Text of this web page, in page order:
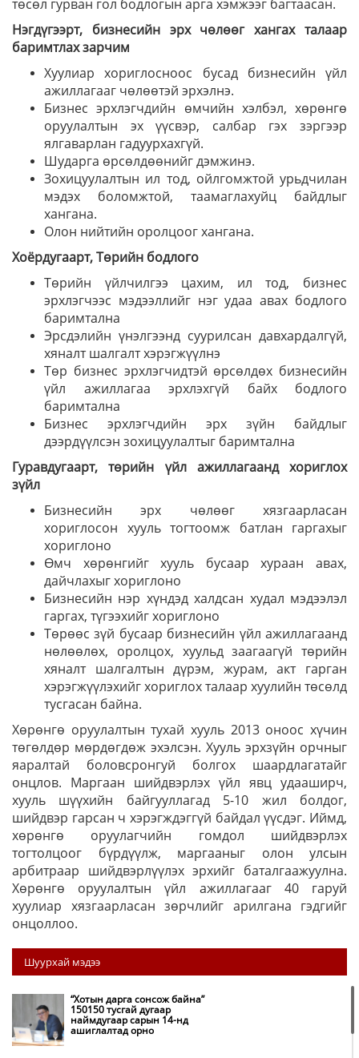
төсөл гурван гол бодлогын арга хэмжээг багтаасан.
Нэгдүгээрт, бизнесийн эрх чөлөөг хангах талаар
баримтлах зарчим
Хуулиар хориглосноос бусад бизнесийн үйл
ажиллагааг чөлөөтэй эрхэлнэ.
Бизнес эрхлэгчдийн өмчийн хэлбэл, хөрөнгө
оруулалтын эх үүсвэр, салбар гэх зэргээр
ялгаварлан гадуурхахгүй.
Шударга өрсөлдөөнийг дэмжинэ.
Зохицуулалтын ил тод, ойлгомжтой урьдчилан
мэдэх боломжтой, таамаглахуйц байдлыг
хангана.
Олон нийтийн оролцоог хангана.
Хоёрдугаарт, Төрийн бодлого
Төрийн үйлчилгээ цахим, ил тод, бизнес
эрхлэгчээс мэдээллийг нэг удаа авах бодлого
баримтална
Эрсдэлийн үнэлгээнд суурилсан давхардалгүй,
хяналт шалгалт хэрэгжүүлнэ
Төр бизнес эрхлэгчидтэй өрсөлдөх бизнесийн
үйл ажиллагаа эрхлэхгүй байх бодлого
баримтална
Бизнес эрхлэгчдийн эрх зүйн байдлыг
дээрдүүлсэн зохицуулалтыг баримтална
Гуравдугаарт, төрийн үйл ажиллагаанд хориглох
зүйл
Бизнесийн эрх чөлөөг хязгаарласан
хориглосон хууль тогтоомж батлан гаргахыг
хориглоно
Өмч хөрөнгийг хууль бусаар хураан авах,
дайчлахыг хориглоно
Бизнесийн нэр хүндэд халдсан худал мэдээлэл
гаргах, түгээхийг хориглоно
Төрөөс зүй бусаар бизнесийн үйл ажиллагаанд
нөлөөлөх, оролцох, хуульд заагаагүй төрийн
хяналт шалгалтын дүрэм, журам, акт гарган
хэрэгжүүлэхийг хориглох талаар хуулийн төсөлд
тусгасан байна.
Хөрөнгө оруулалтын тухай хууль 2013 оноос хүчин
төгөлдөр мөрдөгдөж эхэлсэн. Хууль эрхзүйн орчныг
яаралтай боловсронгуй болгох шаардлагатайг
онцлов. Маргаан шийдвэрлэх үйл явц удааширч,
хууль шүүхийн байгууллагад 5-10 жил болдог,
шийдвэр гарсан ч хэрэгждэггүй байдал үүсдэг. Иймд,
хөрөнгө оруулагчийн гомдол шийдвэрлэх
тогтолцоог бүрдүүлж, маргааныг олон улсын
арбитраар шийдвэрлүүлэх эрхийг баталгаажуулна.
Хөрөнгө оруулалтын үйл ажиллагааг 40 гаруй
хуулиар хязгаарласан зөрчлийг арилгана гэдгийг
онцоллоо.
Шуурхай мэдээ
“Хотын дарга сонсож байна”
150150 тусгай дугаар
наймдугаар сарын 14-нд
ашиглалтад орно